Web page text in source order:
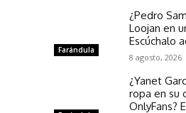
Farándula
¿Pedro
Loojan en
Escúchalo
8 agosto, 2026
¿Yanet
ropa en su
OnlyFans?